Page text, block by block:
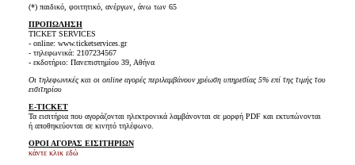
(*) παιδικό, φοιτητικό, ανέργων, άνω των 65
ΠΡΟΠΩΛΗΣΗ
TICKET SERVICES
- online: www.ticketservices.gr
- τηλεφωνικά: 2107234567
- εκδοτήριο: Πανεπιστημίου 39, Αθήνα
Οι τηλεφωνικές και οι online αγορές περιλαμβάνουν χρέωση υπηρεσίας 5% επί της τιμής του
εισιτηρίου
E-TICKET
Τα εισιτήρια που αγοράζονται ηλεκτρονικά λαμβάνονται σε μορφή PDF και εκτυπώνονται
ή αποθηκεύονται σε κινητό τηλέφωνο.
ΟΡΟΙ ΑΓΟΡΑΣ ΕΙΣΙΤΗΡΙΩΝ
κάντε κλικ εδώ